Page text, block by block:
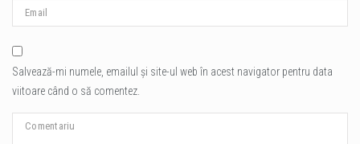
Salvează-mi numele, emailul și site-ul web în acest navigator pentru data
viitoare când o să comentez.